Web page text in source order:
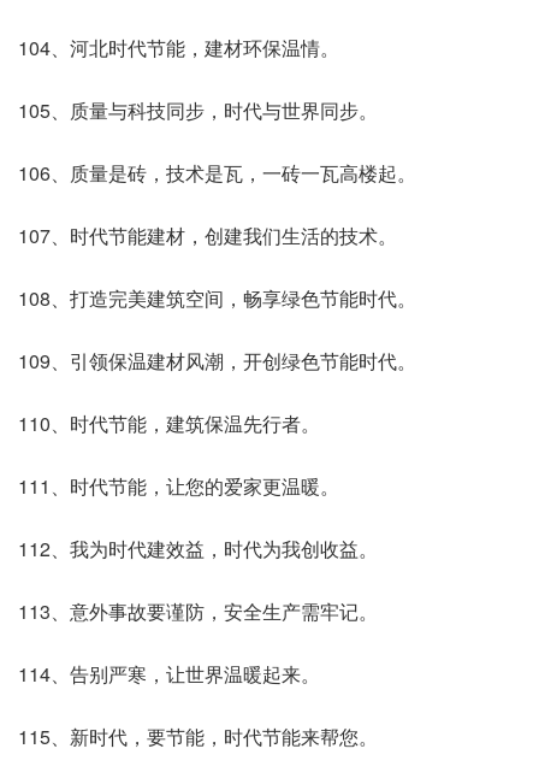
104、河北时代节能，建材环保温情。
105、质量与科技同步，时代与世界同步。
106、质量是砖，技术是瓦，一砖一瓦高楼起。
107、时代节能建材，创建我们生活的技术。
108、打造完美建筑空间，畅享绿色节能时代。
109、引领保温建材风潮，开创绿色节能时代。
110、时代节能，建筑保温先行者。
111、时代节能，让您的爱家更温暖。
112、我为时代建效益，时代为我创收益。
113、意外事故要谨防，安全生产需牢记。
114、告别严寒，让世界温暖起来。
115、新时代，要节能，时代节能来帮您。